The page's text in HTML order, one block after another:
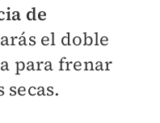
de
el doble
para frenar